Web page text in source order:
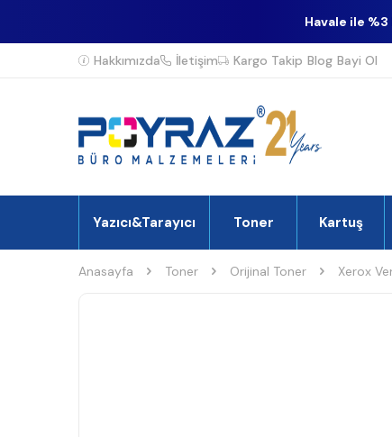
Havale ile
Hakkımızda İletişim Kargo Takip Blog Bayi Ol
Yazıcı&Tarayıcı Toner Kartuş
Anasayfa Toner Orijinal Toner Xerox